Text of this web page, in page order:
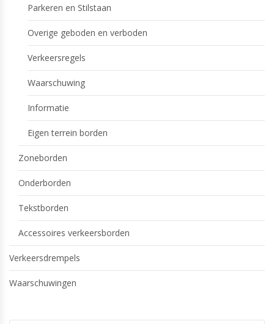
Parkeren en Stilstaan
Overige geboden en verboden
Verkeersregels
Waarschuwing
Informatie
Eigen terrein borden
Zoneborden
Onderborden
Tekstborden
Accessoires verkeersborden
Verkeersdrempels
Waarschuwingen